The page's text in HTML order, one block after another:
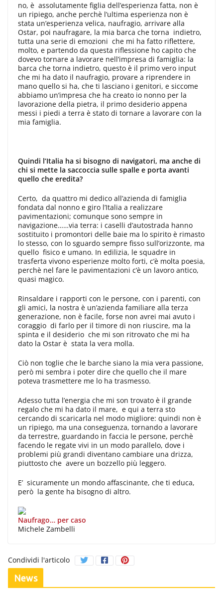
no, è assolutamente figlia dell’esperienza fatta, non è
un ripiego, anche perchè l’ultima esperienza non è
stata un’esperienza velica, naufragio, arrivare alla
Ostar, poi naufragare, la mia barca che torna indietro,
tutta una serie di emozioni che mi ha fatto riflettere,
molto, e partendo da questa riflessione ho capito che
dovevo tornare a lavorare nell’impresa di famiglia: la
barca che torna indietro, questo è il primo vero input
che mi ha dato il naufragio, provare a riprendere in
mano quello si ha, che ti lasciano i genitori, e siccome
abbiamo un’impresa che ha creato io nonno per la
lavorazione della pietra, il primo desiderio appena
messi i piedi a terra è stato di tornare a lavorare con la
mia famiglia.
Quindi l’Italia ha si bisogno di navigatori, ma anche di
chi si mette la saccoccia sulle spalle e porta avanti
quello che eredita?
Certo, da quattro mi dedico all’azienda di famiglia
fondata dal nonno e giro l’Italia a realizzare
pavimentazioni; comunque sono sempre in
navigazione……via terra: i caselli d’autostrada hanno
sostituito i promontori delle baie ma lo spirito è rimasto
lo stesso, con lo sguardo sempre fisso sull’orizzonte, ma
quello fisico e umano. In edilizia, le squadre in
trasferta vivono esperienze molto forti, c’è molta poesia,
perchè nel fare le pavimentazioni c’è un lavoro antico,
quasi magico.
Rinsaldare i rapporti con le persone, con i parenti, con
gli amici, la nostra è un’azienda familiare alla terza
generazione, non è facile, forse non avrei mai avuto i
coraggio di farlo per il timore di non riuscire, ma la
spinta e il desiderio che mi son ritrovato che mi ha
dato la Ostar è stata la vera molla.
Ciò non toglie che le barche siano la mia vera passione,
però mi sembra i poter dire che quello che il mare
poteva trasmettere me lo ha trasmesso.
Adesso tutta l’energia che mi son trovato è il grande
regalo che mi ha dato il mare, e qui a terra sto
cercando di scaricarla nel modo migliore: quindi non è
un ripiego, ma una conseguenza, tornando a lavorare
da terrestre, guardando in faccia le persone, perchè
facendo le regate vivi in un modo parallelo, dove i
problemi più grandi diventano cambiare una drizza,
piuttosto che avere un bozzello più leggero.
E’ sicuramente un mondo affascinante, che ti educa,
però la gente ha bisogno di altro.
Naufrago… per caso
Michele Zambelli
Condividi l'articolo
News